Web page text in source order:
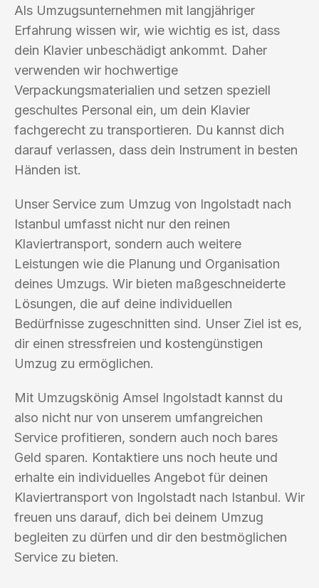
Als Umzugsunternehmen mit langjähriger
Erfahrung wissen wir, wie wichtig es ist, dass
dein Klavier unbeschädigt ankommt. Daher
verwenden wir hochwertige
Verpackungsmaterialien und setzen speziell
geschultes Personal ein, um dein Klavier
fachgerecht zu transportieren. Du kannst dich
darauf verlassen, dass dein Instrument in besten
Händen ist.
Unser Service zum Umzug von Ingolstadt nach
Istanbul umfasst nicht nur den reinen
Klaviertransport, sondern auch weitere
Leistungen wie die Planung und Organisation
deines Umzugs. Wir bieten maßgeschneiderte
Lösungen, die auf deine individuellen
Bedürfnisse zugeschnitten sind. Unser Ziel ist es,
dir einen stressfreien und kostengünstigen
Umzug zu ermöglichen.
Mit Umzugskönig Amsel Ingolstadt kannst du
also nicht nur von unserem umfangreichen
Service profitieren, sondern auch noch bares
Geld sparen. Kontaktiere uns noch heute und
erhalte ein individuelles Angebot für deinen
Klaviertransport von Ingolstadt nach Istanbul. Wir
freuen uns darauf, dich bei deinem Umzug
begleiten zu dürfen und dir den bestmöglichen
Service zu bieten.